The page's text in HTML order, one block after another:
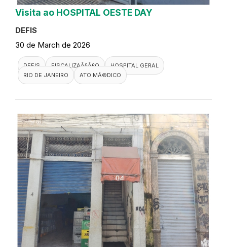
Visita ao HOSPITAL OESTE DAY
DEFIS
30 de March de 2026
DEFIS FISCALIZAÃ§Ã£O
HOSPITAL GERAL
RIO DE JANEIRO
ATO MÃ©DICO